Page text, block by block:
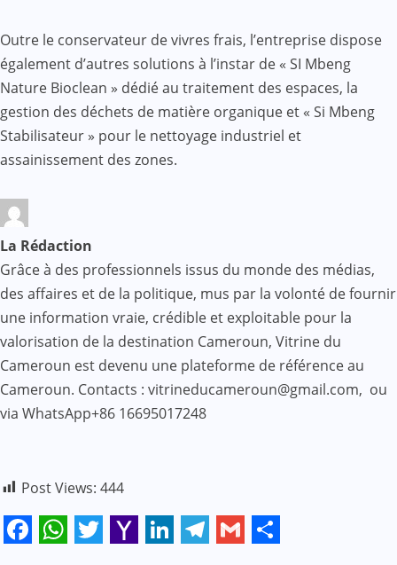
Outre le conservateur de vivres frais, l’entreprise dispose
également d’autres solutions à l’instar de « SI Mbeng
Nature Bioclean » dédié au traitement des espaces, la
gestion des déchets de matière organique et « Si Mbeng
Stabilisateur » pour le nettoyage industriel et
assainissement des zones.
La Rédaction
Grâce à des professionnels issus du monde des médias,
des affaires et de la politique, mus par la volonté de fournir
une information vraie, crédible et exploitable pour la
valorisation de la destination Cameroun, Vitrine du
Cameroun est devenu une plateforme de référence au
Cameroun. Contacts : vitrineducameroun@gmail.com, ou
via WhatsApp+86 16695017248
Post Views: 444